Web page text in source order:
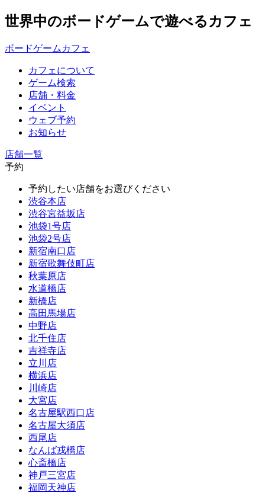
世界中のボードゲームで遊べるカフェ
ボードゲームカフェ
カフェについて
ゲーム検索
店舗・料金
イベント
ウェブ予約
お知らせ
店舗一覧
予約
予約したい店舗をお選びください
渋谷本店
渋谷宮益坂店
池袋1号店
池袋2号店
新宿南口店
新宿歌舞伎町店
秋葉原店
水道橋店
新橋店
高田馬場店
中野店
北千住店
吉祥寺店
立川店
横浜店
川崎店
大宮店
名古屋駅西口店
名古屋大須店
西尾店
なんば戎橋店
心斎橋店
神戸三宮店
福岡天神店